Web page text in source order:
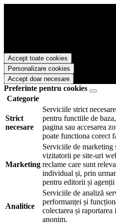
Papetarie.ro este necesar sa fiti de
cookie-uri.
Accept toate cookies
Personalizare cookies
Accept doar necesare
Preferinte pentru cookies
Categorie
Strict
necesare
Serviciile strict
pentru functiile de
pagina sau accesarea
poate functiona corect
Marketing
Serviciile de marketing
vizitatorii pe site-uri
reclame care sunt
individual și, prin
pentru editorii și
Analitice
Serviciile de analiză
performanței și
colectarea și
anonim.